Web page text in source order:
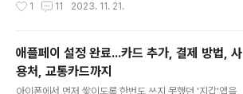
수도 있지만 파도는 해안과 만, 해협을 포함해 더 높을 수
고, 고장나면 고치기 전까지는 불편하더라도 걷는 게 맞다.
'고장조치중'이기 때문이다. ■ 고장[故障] : 기계나 기구
따위가 제대로 작동하지 못하게 된 상태 ■ 조치[措置] :
어떤 문제나 사태를 처리하기 위해 필요한 대책을 세움 문
구 뜻 그대로 '기계가 제대로 작동하지 못하게 되어 필요한
1 11 2023. 11. 21.
애플페이 설정 완료...카드 추가, 결제 방법, 사
용처, 교통카드까지
아이폰에서 먼저 쌓이도록 한번도 쓰지 못했던 '지갑'앱을